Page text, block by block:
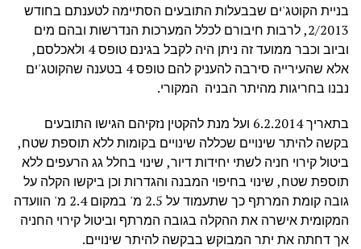
בניית הקוטג'ים שבבעלות התובעים הסתיימה לטענתם בחודש
2/2013, לרבות חיבורם לכלל המערכות הנדרשות ובהם מים
וביוב וכבר ממועד זה ניתן היה לקבל בגינם טופס 4 ולאכלסם,
אלא שהעירייה סירבה להעניק להם טופס 4 בטענה שהקוטג'ים
נבנו בחריגות מהיתר הבניה המקורי.
בתאריך 6.2.2014 ועל מנת להקטין נזקיהם הגישו התובעים
בקשה להיתר שינויים שכללה שינויים בקומות ללא תוספת שטח,
ביטול קירוי חניה לשתי יחידות דיור, שינוי בחלל גג הרעפים ללא
תוספת שטח, שינוי בחיפוי המבנה והגדרות וכן ביקשו הקלה על
גובה קומת המרתף כך שתעמוד על 2.5 מ' במקום 2.4 מ' הוועדה
המקומית אישרה את ההקלה בגובה המרתף וביטול קירוי החניה
אך דחתה את יתר המבוקש בבקשה להיתר שינויים.